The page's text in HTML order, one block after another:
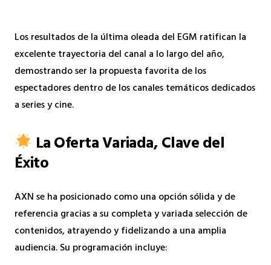
Los resultados de la última oleada del EGM ratifican la
excelente trayectoria del canal a lo largo del año,
demostrando ser la propuesta favorita de los
espectadores dentro de los canales temáticos dedicados
a series y cine.
La Oferta Variada, Clave del
Éxito
AXN se ha posicionado como una opción sólida y de
referencia gracias a su completa y variada selección de
contenidos, atrayendo y fidelizando a una amplia
audiencia. Su programación incluye: